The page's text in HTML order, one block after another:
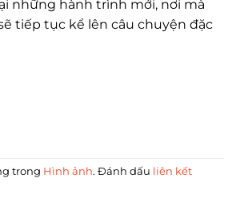
những hành trình mới, nơi mà
tiếp tục kể lên câu chuyện đặc
trong Hình ảnh. Đánh dấu liên kết